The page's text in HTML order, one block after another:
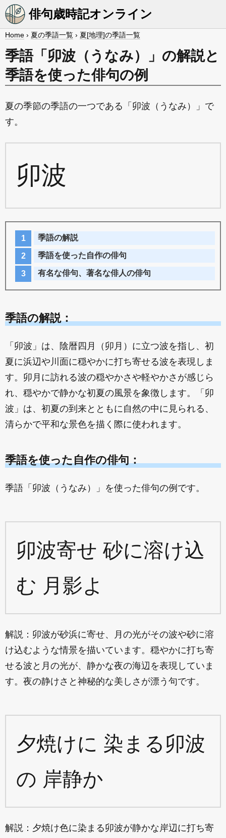
俳句歳時記オンライン
Home › 夏の季語一覧 › 夏[地理]の季語一覧
季語「卯波（うなみ）」の解説と
季語を使った俳句の例
夏の季節の季語の一つである「卯波（うなみ）」で
す。
卯波
季語の解説
季語を使った自作の俳句
有名な俳句、著名な俳人の俳句
季語の解説：
「卯波」は、陰暦四月（卯月）に立つ波を指し、初
夏に浜辺や川面に穏やかに打ち寄せる波を表現しま
す。卯月に訪れる波の穏やかさや軽やかさが感じら
れ、穏やかで静かな初夏の風景を象徴します。「卯
波」は、初夏の到来とともに自然の中に見られる、
清らかで平和な景色を描く際に使われます。
季語を使った自作の俳句：
季語「卯波（うなみ）」を使った俳句の例です。
卯波寄せ 砂に溶け込
む 月影よ
解説：卯波が砂浜に寄せ、月の光がその波や砂に溶
け込むような情景を描いています。穏やかに打ち寄
せる波と月の光が、静かな夜の海辺を表現していま
す。夜の静けさと神秘的な美しさが漂う句です。
夕焼けに 染まる卯波
の 岸静か
解説：夕焼け色に染まる卯波が静かな岸辺に打ち寄